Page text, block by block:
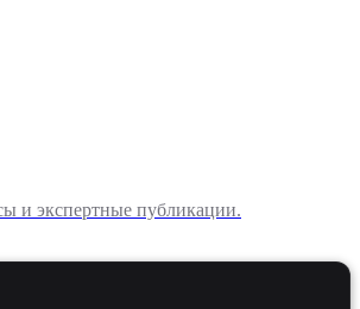
и экспертные публикации.